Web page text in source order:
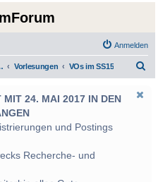
Anmelden
UF Deutsch Vorlesungen VOs im SS15
MIT 24. MAI 2017 IN DEN
und Postings
Recherche- und